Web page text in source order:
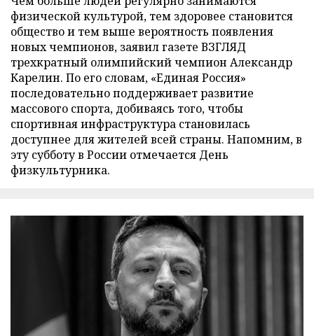
физической культурой, тем здоровее становится
общество и тем выше вероятность появления
новых чемпионов, заявил газете ВЗГЛЯД
трехкратный олимпийский чемпион Александр
Карелин. По его словам, «Единая Россия»
последовательно поддерживает развитие
массового спорта, добиваясь того, чтобы
спортивная инфраструктура становилась
доступнее для жителей всей страны. Напомним, в
эту субботу в России отмечается День
физкультурника.